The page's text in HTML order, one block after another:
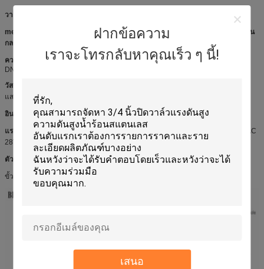
ฝากข้อความ
เราจะโทรกลับหาคุณเร็ว ๆ นี้!
เสนอ
วาล์วขดลวดแม่เหล็กไฟฟ้าแบบลูกสูบ 2 ทางแบบ BD (NO)
medium medium : liquid, air, light oil (ความหนืด 20 องศาเซลเซียส)
อุณหภูมิปาน
กลาง
ความดันการทำงาน:0 ~ 60barประเภทงาน:(NC) DN1.5 ~ 2.5 ทำหน้าที่โดยตรง
DN6 ~ 12 pilot
วัสดุ valvebody
แสดงโดยตรง: นักบิน VITON ดำเนินการ: PTFE
อินเทอร์เฟซ: ด้าย NPT ด้าย NPT
แรงดันไฟฟ้า:
AC220 ~ 240V AC110V 50 / 60Hz DC24V / 12V, กระแสไฟตรง: AC
28VA DC 18 วัตต์ใช้งาน: AC 18VA DC 14 วัตต์
ตัวเลือก
ขั้วต่อไฟ LED แบบ Rc